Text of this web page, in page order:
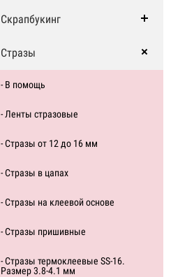
Скрапбукинг
Стразы
- В помощь
- Ленты стразовые
- Стразы от 12 до 16 мм
- Стразы в цапах
- Стразы на клеевой основе
- Стразы пришивные
- Стразы термоклеевые SS-16.
Размер 3.8-4.1 мм